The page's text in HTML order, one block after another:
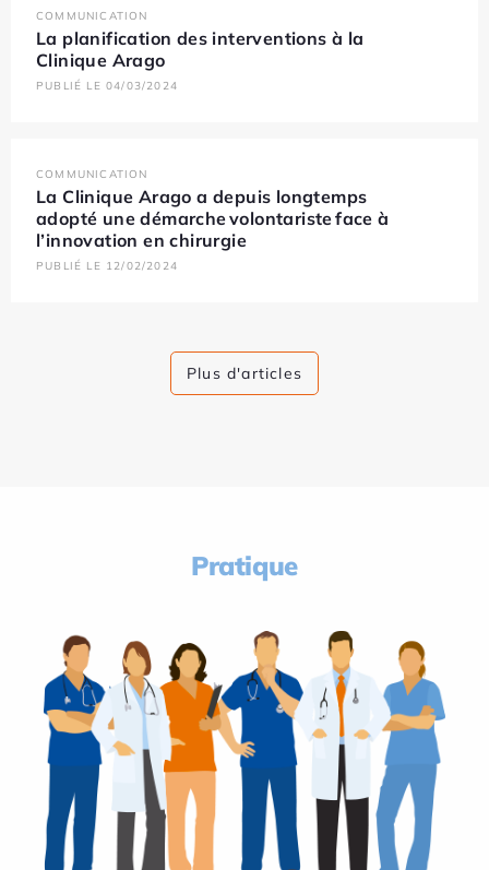
COMMUNICATION
La planification des interventions à la
Clinique Arago
PUBLIÉ LE 04/03/2024
COMMUNICATION
La Clinique Arago a depuis longtemps
adopté une démarche volontariste face à
l’innovation en chirurgie
PUBLIÉ LE 12/02/2024
Plus d'articles
Pratique